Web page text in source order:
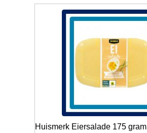
Huismerk Eiersalade 175 gram